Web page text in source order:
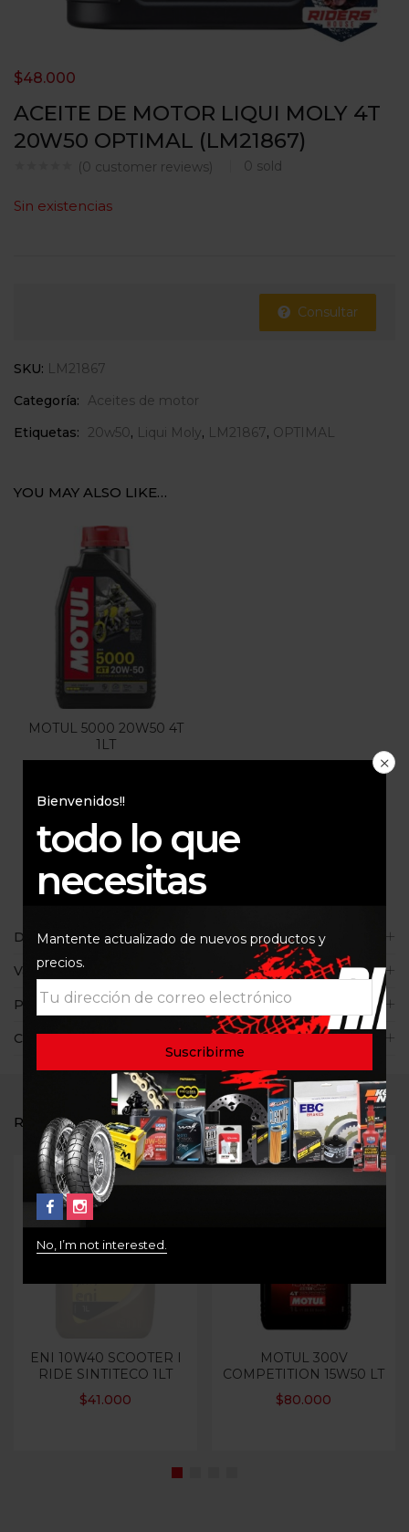
ACEITE DE MOTOR LIQUI MOLY 4T
20W50 OPTIMAL (LM21867)
(0 customer reviews) 0 sold
$48.000
Sin existencias
Consultar
SKU: LM21867
Categoría:
Aceites de motor
Etiquetas:
20w50, Liqui Moly, LM21867, OPTIMAL
YOU MAY ALSO LIKE…
MOTUL 5000 20W50 4T
1LT
Descripción
Valoraciones (0)
Políticas de la tienda
Consultas
RELATED PRODUCTS
Out Of Stock
ENI 10W40 SCOOTER I
RIDE SINTITECO 1LT
$41.000
MOTUL 300V
COMPETITION 15W50 LT
$80.000
Bienvenidos!!
todo lo que
necesitas
Mantente actualizado de nuevos productos y
precios.
No, I’m not interested.